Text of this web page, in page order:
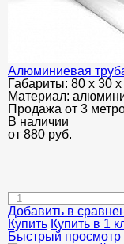
Алюминиевая
Габариты: 80 х 30
Материал:
Продажа от 3
В наличии
от 880 руб.
Добавить в
Купить Купить в 1
Быстрый просмотр